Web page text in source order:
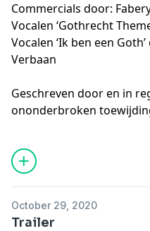
Commercials door:
Vocalen ‘Gothrecht
Vocalen ‘Ik ben een
Verbaan
Geschreven door en in
ononderbroken
editor van het geheel is.
door Marijke van der
de VPRO en NPO Radio
Gothrecht was
October 29, 2020
Trailer